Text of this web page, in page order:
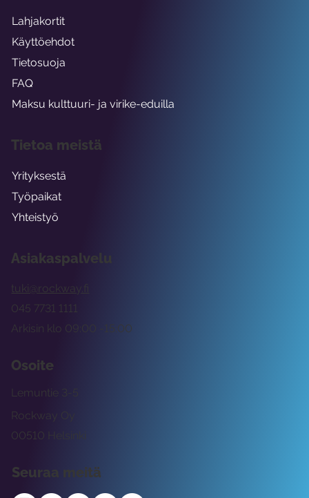
Asiakaspalvelu
tuki@rockway.fi
Arkisin klo 09:00 -15:00
045 7731 1111
Osoite
Rockway Oy
Lemuntie 3-5
00510 Helsinki
Seuraa meitä
Lahjakortit
Käyttöehdot
Tietosuoja
FAQ
Maksu kulttuuri- ja virike-eduilla
Tietoa meistä
Yrityksestä
Työpaikat
Yhteistyö